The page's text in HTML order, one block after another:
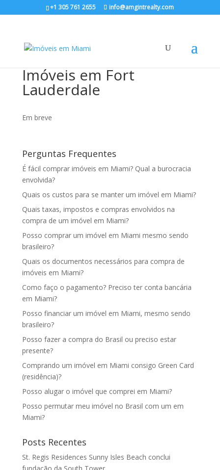
+1 305 761 2655 info@amgintrealty.com
Imóveis em Fort
Lauderdale
Em breve
Perguntas Frequentes
É fácil comprar imóveis em Miami? Qual a burocracia
envolvida?
Quais os custos para se manter um imóvel em Miami?
Quais taxas, impostos e compras envolvidos na
compra de um imóvel em Miami?
Posso comprar um imóvel em Miami mesmo sendo
brasileiro?
Quais os documentos necessários para compra de
imóveis em Miami?
Como faço o pagamento? Preciso ter conta bancária
em Miami?
Posso financiar um imóvel em Miami, mesmo sendo
brasileiro?
Posso fazer a compra do Brasil ou preciso estar
presente?
Comprando um imóvel em Miami consigo Green Card
(residência)?
Posso alugar o imóvel que comprei em Miami?
Posso permutar meu imóvel no Brasil com um em
Miami?
Posts Recentes
St. Regis Residences Sunny Isles Beach conclui